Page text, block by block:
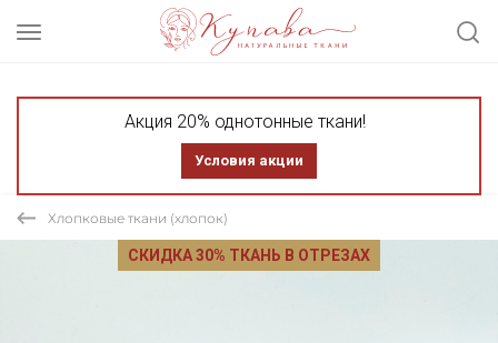
Акция 20% однотонные ткани!
Условия акции
Хлопковые ткани (хлопок)
СКИДКА 30% ТКАНЬ В ОТРЕЗАХ